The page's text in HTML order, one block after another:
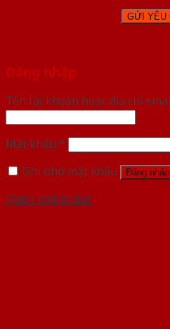
Đăng nhập
Tên tài khoản hoặc địa chỉ
Mật khẩu *
Ghi nhớ mật khẩu
Đăng nhập
Quên mật khẩu?